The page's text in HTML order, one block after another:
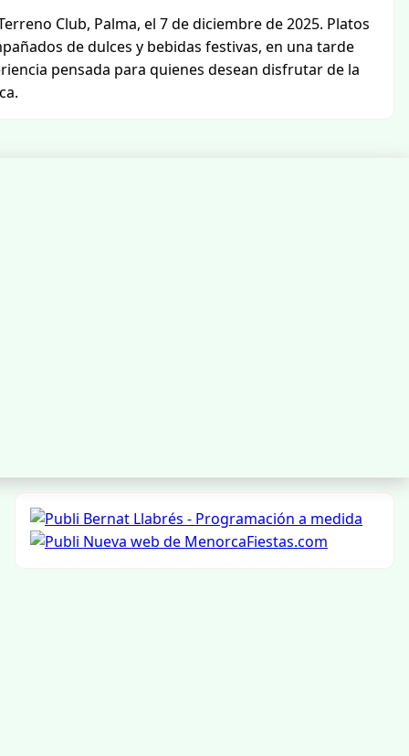
Club, Palma, el 7 de diciembre de 2025. Platos
de dulces y bebidas festivas, en una tarde
pensada para quienes desean disfrutar de la